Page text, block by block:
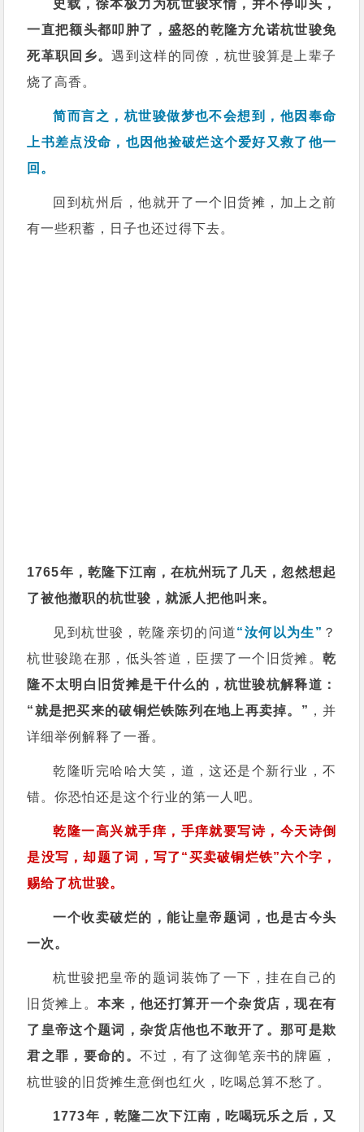
史载，徐本极力为杭世骏求情，并不停叩头，
一直把额头都叩肿了，盛怒的乾隆方允诺杭世骏免
死革职回乡。遇到这样的同僚，杭世骏算是上辈子
烧了高香。
简而言之，杭世骏做梦也不会想到，他因奉命
上书差点没命，也因他捡破烂这个爱好又救了他一
回。
回到杭州后，他就开了一个旧货摊，加上之前
有一些积蓄，日子也还过得下去。
1765年，乾隆下江南，在杭州玩了几天，忽然想起
了被他撤职的杭世骏，就派人把他叫来。
见到杭世骏，乾隆亲切的问道“汝何以为生” ？
杭世骏跪在那，低头答道，臣摆了一个旧货摊。乾
隆不太明白旧货摊是干什么的，杭世骏杭解释道：
“就是把买来的破铜烂铁陈列在地上再卖掉。” ，并
详细举例解释了一番。
乾隆听完哈哈大笑，道，这还是个新行业，不
错。你恐怕还是这个行业的第一人吧。
乾隆一高兴就手痒，手痒就要写诗，今天诗倒
是没写，却题了词，写了“买卖破铜烂铁”六个字，
赐给了杭世骏。
一个收卖破烂的，能让皇帝题词，也是古今头
一次。
杭世骏把皇帝的题词装饰了一下，挂在自己的
旧货摊上。本来，他还打算开一个杂货店，现在有
了皇帝这个题词，杂货店他也不敢开了。那可是欺
君之罪，要命的。 不过，有了这御笔亲书的牌匾，
杭世骏的旧货摊生意倒也红火，吃喝总算不愁了。
1773年，乾隆二次下江南，吃喝玩乐之后，又